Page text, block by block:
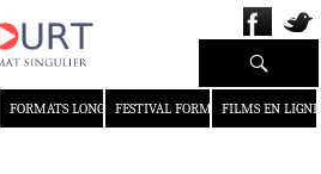
FORMATS LONGS FESTIVAL FORMAT COURT
FILMS EN LIGNE
Recherche